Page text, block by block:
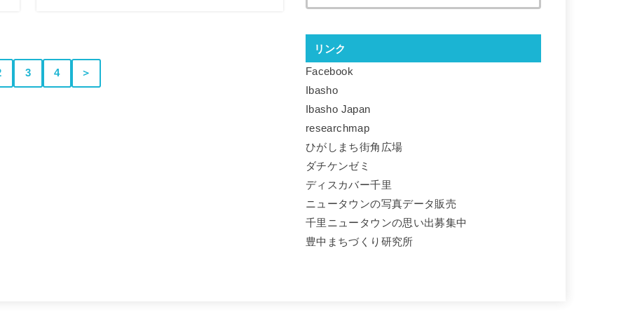
3 4 ＞
リンク
Facebook
Ibasho
Ibasho Japan
researchmap
ひがしまち街角広場
ダチケンゼミ
ディスカバー千里
ニュータウンの写真データ販売
千里ニュータウンの思い出募集中
豊中まちづくり研究所